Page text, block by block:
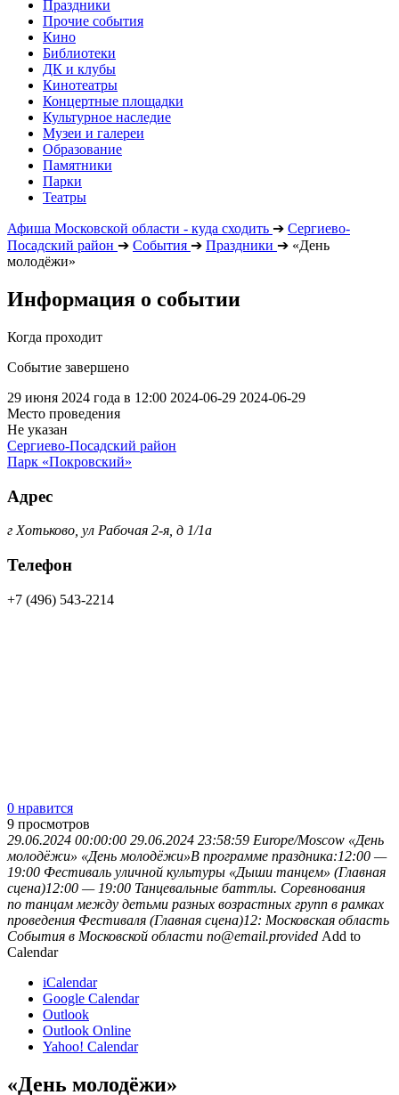
Праздники
Прочие события
Кино
Библиотеки
ДК и клубы
Кинотеатры
Концертные площадки
Культурное наследие
Музеи и галереи
Образование
Памятники
Парки
Театры
Афиша Московской области - куда сходить ➔ Сергиево-
Посадский район ➔ События ➔ Праздники ➔ «День
молодёжи»
Информация о событии
Когда проходит
Событие завершено
29 июня 2024 года в 12:00 2024-06-29 2024-06-29
Место проведения
Не указан
Сергиево-Посадский район
Парк «Покровский»
Адрес
г Хотьково, ул Рабочая 2-я, д 1/1а
Телефон
+7 (496) 543-2214
0 нравится
9 просмотров
29.06.2024 00:00:00 29.06.2024 23:58:59 Europe/Moscow «День
молодёжи» «День молодёжи»В программе праздника:12:00 —
19:00 Фестиваль уличной культуры «Дыши танцем» (Главная
сцена)12:00 — 19:00 Танцевальные баттлы. Соревнования
по танцам между детьми разных возрастных групп в рамках
проведения Фестиваля (Главная сцена)12: Московская область
События в Московской области no@email.provided Add to
Calendar
iCalendar
Google Calendar
Outlook
Outlook Online
Yahoo! Calendar
«День молодёжи»